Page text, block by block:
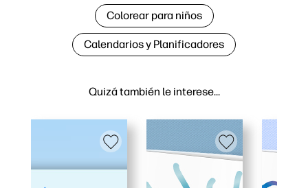
Quizá también le interese…
Colorear para niños
Calendarios y Planificadores